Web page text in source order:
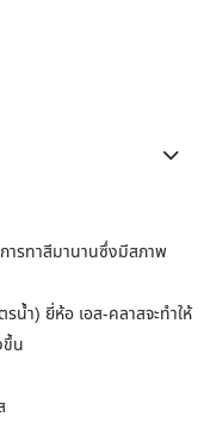
ารทาสีมานานซึ่งมีสภาพ
น้ำ) ยี่ห้อ เอส-คลาสจะทำให้
ขึ้น